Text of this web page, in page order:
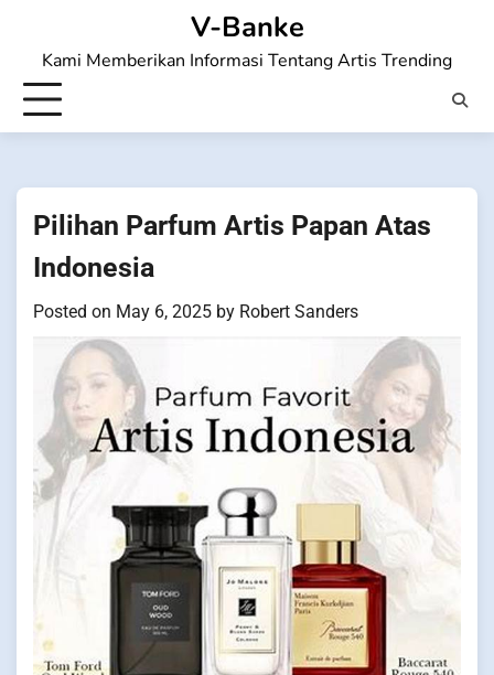
content
V-Banke
Kami Memberikan Informasi Tentang Artis Trending
Pilihan Parfum Artis Papan Atas
Indonesia
Posted on May 6, 2025 by Robert Sanders